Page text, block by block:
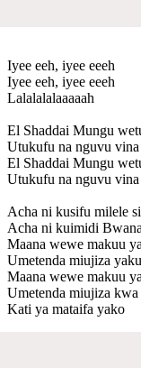
Iyee eeh, iyee eeeh
Iyee eeh, iyee eeeh
Lalalalalaaaaah
El Shaddai Mungu
Utukufu na nguvu
El Shaddai Mungu
Utukufu na nguvu
Acha ni kusifu milele
Acha ni kuimidi
Maana wewe makuu
Umetenda miujiza
Maana wewe makuu
Umetenda miujiza kwa
Kati ya mataifa yako